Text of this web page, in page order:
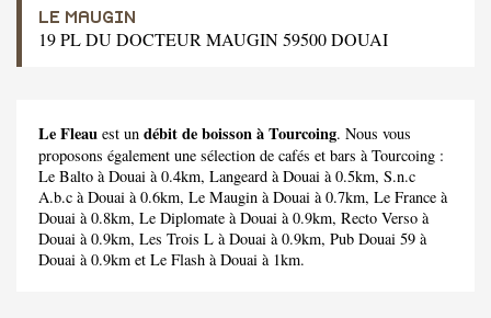
LE MAUGIN
19 PL DU DOCTEUR MAUGIN 59500 DOUAI
Le Fleau est un débit de boisson à Tourcoing. Nous vous
proposons également une sélection de cafés et bars à Tourcoing :
Le Balto à Douai à 0.4km, Langeard à Douai à 0.5km, S.n.c
A.b.c à Douai à 0.6km, Le Maugin à Douai à 0.7km, Le France à
Douai à 0.8km, Le Diplomate à Douai à 0.9km, Recto Verso à
Douai à 0.9km, Les Trois L à Douai à 0.9km, Pub Douai 59 à
Douai à 0.9km et Le Flash à Douai à 1km.